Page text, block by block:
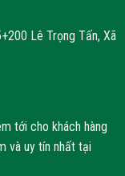
Lê Trọng Tấn, Xã
tới cho khách hàng
và uy tín nhất tại